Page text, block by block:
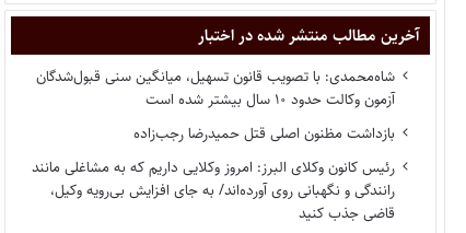
آخرین مطالب منتشر شده در اختبار
شاه‌محمدی: با تصویب قانون تسهیل، میانگین سنی قبول‌شدگان
آزمون وکالت حدود ۱۰ سال بیشتر شده است
بازداشت مظنون اصلی قتل حمیدرضا رجب‌زاده
رئیس کانون وکلای البرز: امروز وکلایی داریم که به مشاغلی مانند
رانندگی و نگهبانی روی آورده‌اند/ به جای افزایش بی‌رویه وکیل،
قاضی جذب کنید